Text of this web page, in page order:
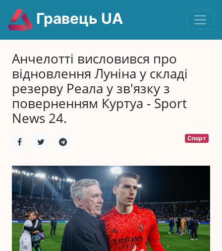
Гравець UA
Анчелотті висловився про
відновлення Луніна у складі
резерву Реала у зв'язку з
поверненням Куртуа - Sport
News 24.
Спорт